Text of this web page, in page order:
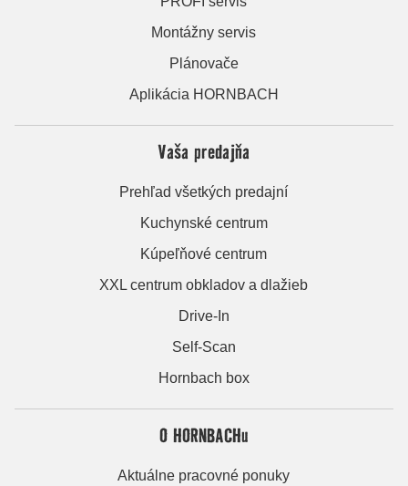
Montážny servis
Plánovače
Aplikácia HORNBACH
Vaša predajňa
Prehľad všetkých predajní
Kuchynské centrum
Kúpeľňové centrum
XXL centrum obkladov a dlažieb
Drive-In
Self-Scan
Hornbach box
O HORNBACHu
Aktuálne pracovné ponuky